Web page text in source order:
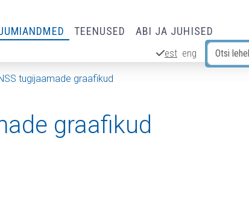
TEENUSED ABI JA JUHISED
est eng
tugijaamade graafikud
graafikud